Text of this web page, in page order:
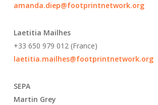
amanda.diep@footprintnetwork.org
Laetitia Mailhes
+33 650 979 012 (France)
laetitia.mailhes@footprintnetwork.org
SEPA
Martin Grey